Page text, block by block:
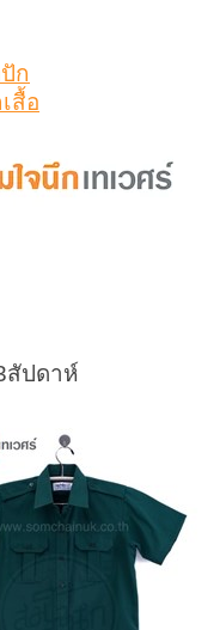
ก
สื้อ
สัปดาห์